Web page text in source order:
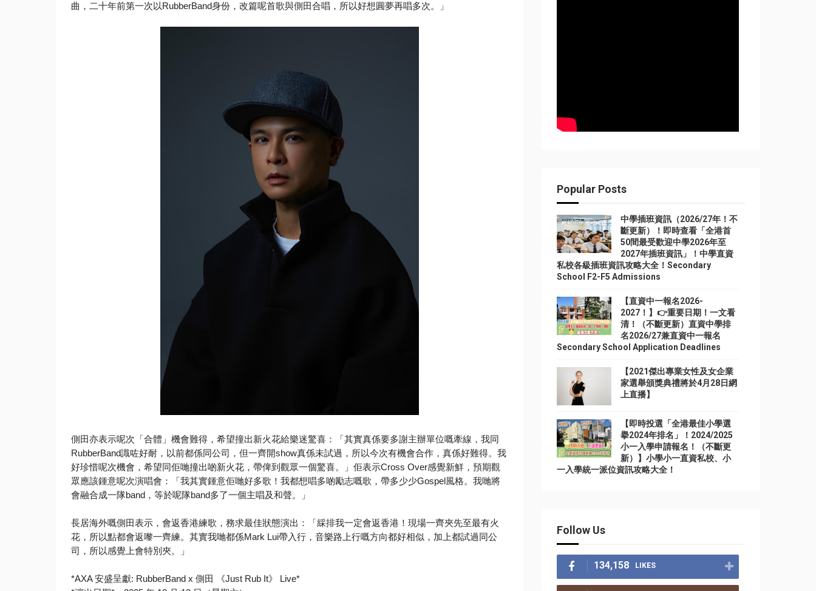
曲， 二十年前第一次以RubberBand身份， 改篇呢首歌與側田合唱，所以好想圓夢再唱多次。」
側田亦表示呢次「合體」機會難得，希望撞出新火花給樂迷驚喜：「其實真係要多謝主辦單位嘅牽線， 我同
RubberBand識咗好耐，以前都係同公司， 但一齊開show真係未試過，所以今次有機會合作，真係好難得。 我
好珍惜呢次機會，希望同佢哋撞出啲新火花， 帶俾到觀眾一個驚喜。」佢表示Cross Over感覺新鮮，預期觀
眾應該鍾意呢次演唱會：「我其實鍾意佢哋好多歌！我都想唱多啲勵志嘅歌， 帶多少少Gospel風格。我哋將
會融合成一隊band， 等於呢隊band多了一個主唱及和聲。」
長居海外嘅側田表示，會返香港練歌，務求最佳狀態演出：「綵排我一定會返香港！現場一齊夾先至最有火
花， 所以點都會返嚟一齊練。其實我哋都係Mark Lui帶入行，音樂路上行嘅方向都好相似，加上都試過同公
司， 所以感覺上會特別夾。」
*AXA 安盛呈獻: RubberBand x 側田 《Just Rub It》 Live*
Popular Posts
中學插班資訊（2026/27年！不
斷更新）！即時查看「全港首
50間最受歡迎中學2026年至
2027年插班資訊」！中學直資
私校各級插班資訊攻略大全！Secondary
School F2-F5 Admissions
【直資中一報名2026-
2027！】👉重要日期！一文看
清！（不斷更新）直資中學排
名2026/27兼直資中一報名
Secondary School Application Deadlines
【2021傑出專業女性及女企業
家選舉頒獎典禮將於4月28日網
上直播】
【即時投選「全港最佳小學選
擧2024年排名」！2024/2025
小一入學申請報名！（不斷更
新）】小學小一直資私校、小
一入學統一派位資訊攻略大全！
Follow Us
134,158 LIKES